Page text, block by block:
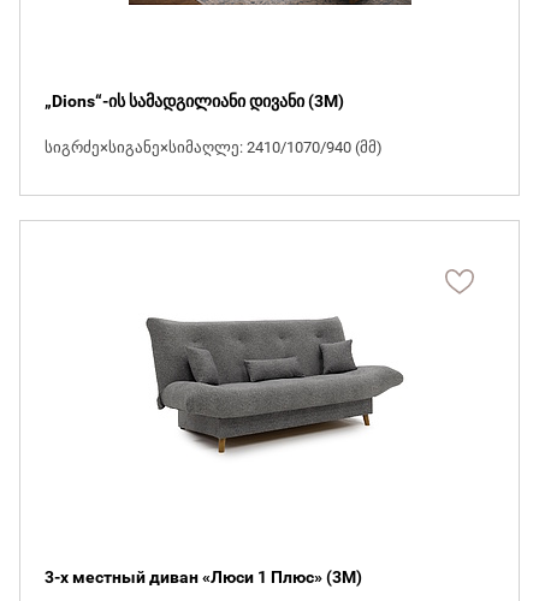
„Dions“-ის სამადგილიანი დივანი (3M)
სიგრძე×სიგანე×სიმაღლე: 2410/1070/940 (მმ)
3-х местный диван «Люси 1 Плюс» (3М)